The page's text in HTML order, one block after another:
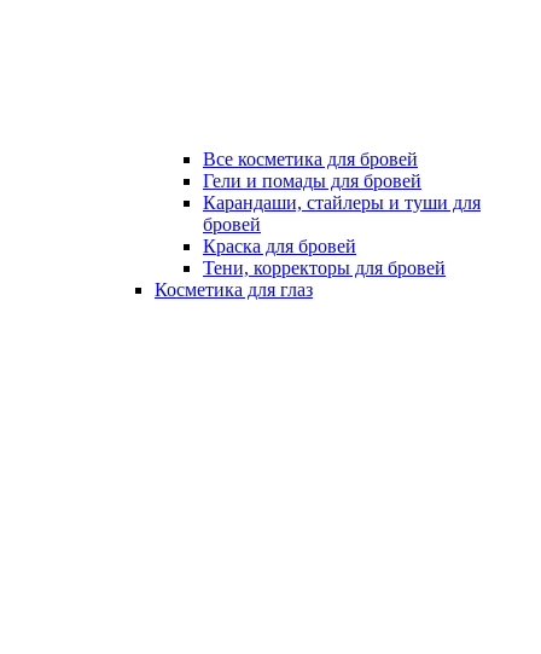
Все косметика для бровей
Гели и помады для бровей
Карандаши, стайлеры и туши для
бровей
Краска для бровей
Тени, корректоры для бровей
Косметика для глаз